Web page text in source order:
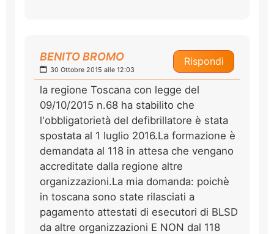
Rispondi
BENITO BROMO
30 Ottobre 2015 alle 12:03
la regione Toscana con legge del
09/10/2015 n.68 ha stabilito che
l'obbligatorietà del defibrillatore è stata
spostata al 1 luglio 2016.La formazione è
demandata al 118 in attesa che vengano
accreditate dalla regione altre
organizzazioni.La mia domanda: poichè
in toscana sono state rilasciati a
pagamento attestati di esecutori di BLSD
da altre organizzazioni E NON dal 118